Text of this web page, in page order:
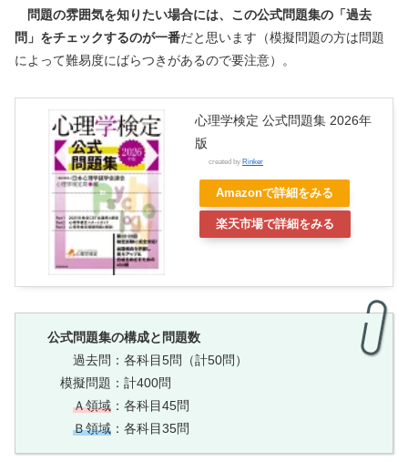
問題の雰囲気を知りたい場合には、この公式問題集の「過去
問」をチェックするのが一番だと思います（模擬問題の方は問題
によって難易度にばらつきがあるので要注意）。
心理学検定 公式問題集 2026年
版
created by Rinker
Amazonで詳細をみる
楽天市場で詳細をみる
公式問題集の構成と問題数
過去問：各科目5問（計50問）
模擬問題：計400問
Ａ領域 ：各科目45問
Ｂ領域 ：各科目35問